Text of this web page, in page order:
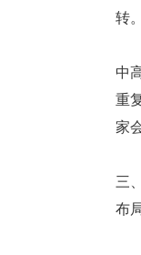
转。
中
重
家
三
布